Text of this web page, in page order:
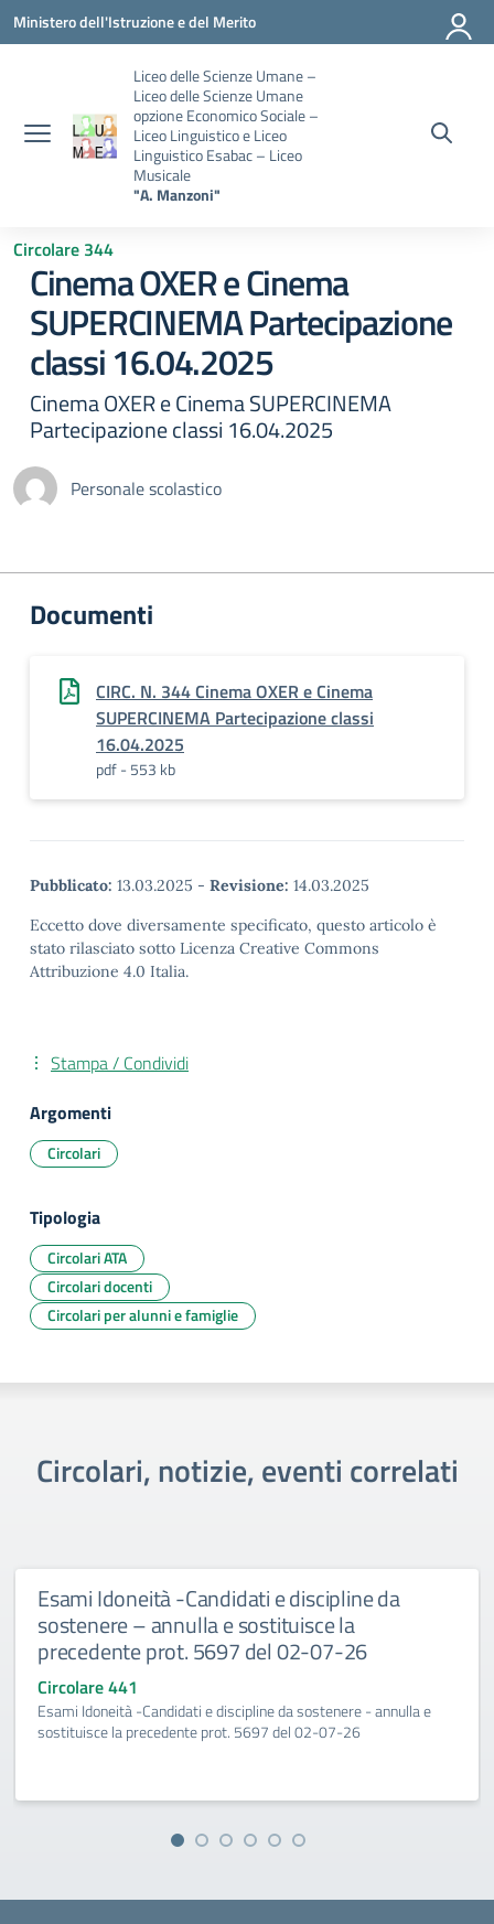
Vai ai contenuti
Vai al menu di navigazione
Vai al footer
Ministero dell'Istruzione e del Merito
Liceo delle Scienze Umane –
Liceo delle Scienze Umane
opzione Economico Sociale –
Liceo Linguistico e Liceo
Linguistico Esabac – Liceo
Musicale
"A. Manzoni"
Circolare 344
Cinema OXER e Cinema
SUPERCINEMA Partecipazione
classi 16.04.2025
Cinema OXER e Cinema SUPERCINEMA
Partecipazione classi 16.04.2025
Personale scolastico
Documenti
CIRC. N. 344 Cinema OXER e Cinema
SUPERCINEMA Partecipazione classi
16.04.2025
pdf - 553 kb
Pubblicato: 13.03.2025 - Revisione: 14.03.2025
Eccetto dove diversamente specificato, questo articolo è
stato rilasciato sotto Licenza Creative Commons
Attribuzione 4.0 Italia.
Stampa / Condividi
Argomenti
Circolari
Tipologia
Circolari ATA
Circolari docenti
Circolari per alunni e famiglie
Circolari, notizie, eventi correlati
Esami Idoneità -Candidati e discipline da
sostenere – annulla e sostituisce la
precedente prot. 5697 del 02-07-26
Circolare 441
Esami Idoneità -Candidati e discipline da sostenere - annulla e
sostituisce la precedente prot. 5697 del 02-07-26